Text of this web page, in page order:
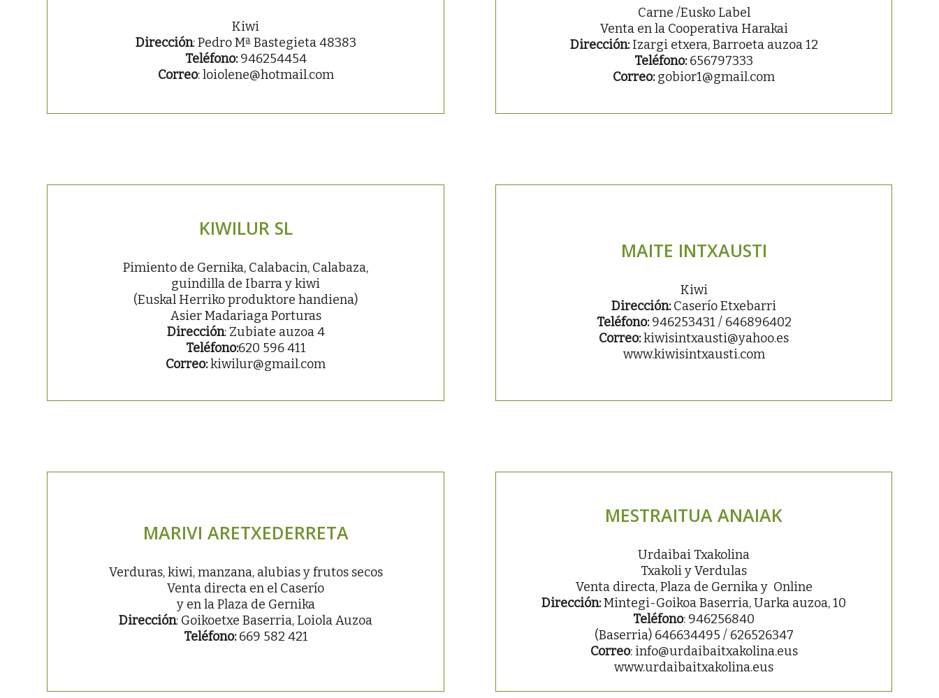
Kiwi
Dirección: Pedro Mª Bastegieta 48383
Teléfono:946254454
Correo: loiolene@hotmail.com
Carne /Eusko Label
Venta en la Cooperativa Harakai
Dirección:Izargi etxera, Barroeta auzoa 12
Teléfono:656797333
Correo:gobior1@gmail.com
KIWILUR SL
Pimiento de Gernika, Calabacin, Calabaza,
guindilla de Ibarra y kiwi
(Euskal Herriko produktore handiena)
Asier Madariaga Porturas
Dirección: Zubiate auzoa 4
Teléfono:620 596 411
Correo:kiwilur@gmail.com
MAITE INTXAUSTI
Kiwi
Dirección:Caserío Etxebarri
Teléfono:946253431 / 646896402
Correo:kiwisintxausti@yahoo.es
www.kiwisintxausti.com
MARIVI ARETXEDERRETA
Verduras, kiwi, manzana, alubias y frutos secos
Venta directa en el Caserío
y en la Plaza de Gernika
Dirección: Goikoetxe Baserria, Loiola Auzoa
Teléfono:669 582 421
MESTRAITUA ANAIAK
Urdaibai Txakolina
Txakoli y Verdulas
Venta directa, Plaza de Gernika y Online
Dirección:Mintegi-Goikoa Baserria, Uarka auzoa, 10
Teléfono: 946256840
(Baserria) 646634495 / 626526347
Correo: info@urdaibaitxakolina.eus
www.urdaibaitxakolina.eus